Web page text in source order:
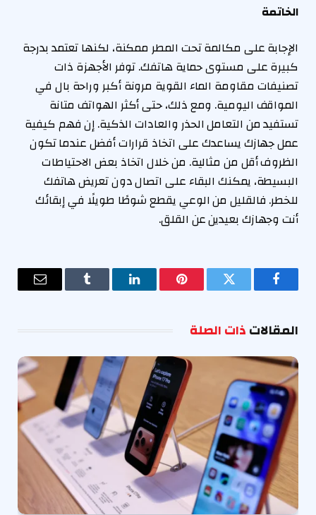
الخاتمة
الإجابة على مكالمة تحت المطر ممكنة، لكنها تعتمد بدرجة
كبيرة على مستوى حماية هاتفك. توفر الأجهزة ذات
تصنيفات مقاومة الماء القوية مرونة أكبر وراحة بال في
المواقف اليومية. ومع ذلك، حتى أكثر الهواتف متانة
تستفيد من التعامل الحذر والعادات الذكية. إن فهم كيفية
عمل جهازك يساعدك على اتخاذ قرارات أفضل عندما تكون
الظروف أقل من مثالية. من خلال اتخاذ بعض الاحتياطات
البسيطة، يمكنك البقاء على اتصال دون تعريض هاتفك
للخطر. فالقليل من الوعي يقطع شوطًا طويلًا في إبقائك
أنت وجهازك بعيدين عن القلق.
فيسبوك تويتر بينتيريستلينكدإن Tumblr
البريد
المقالاتذات الصلة